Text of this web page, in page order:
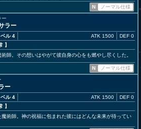
N
ノーマル仕様
ー
ラー
ベル 4
】
ATK 1500 DEF 0
師。その想いはやがて彼自身の心をも燃やし尽くした。
N ノーマル仕様
ー
ベル 4
】
ATK 1500 DEF 0
術師。神の祝福に包まれた彼にはどんな未来が待ってい